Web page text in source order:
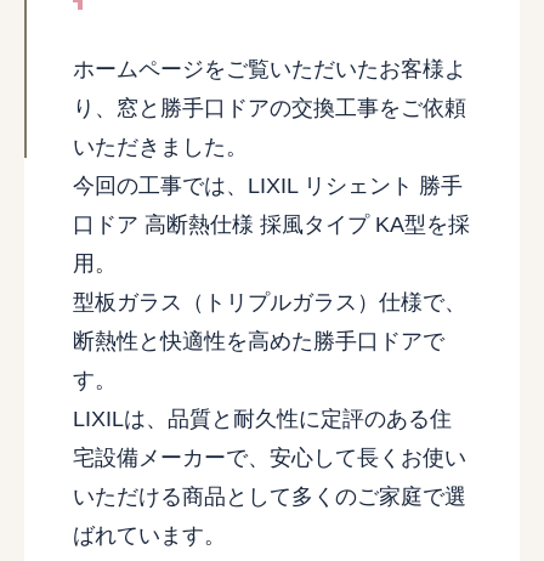
ホームページをご覧いただいたお客様よ
り、窓と勝手口ドアの交換工事をご依頼
いただきました。
今回の工事では、LIXIL リシェント 勝手
口ドア 高断熱仕様 採風タイプ KA型を採
用。
型板ガラス（トリプルガラス）仕様で、
断熱性と快適性を高めた勝手口ドアで
す。
LIXILは、品質と耐久性に定評のある住
宅設備メーカーで、安心して長くお使い
いただける商品として多くのご家庭で選
ばれています。